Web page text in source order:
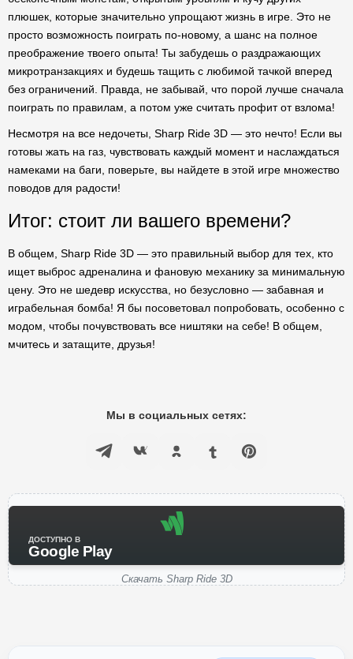
плюшек, которые значительно упрощают жизнь в игре. Это не
просто возможность поиграть по-новому, а шанс на полное
преображение твоего опыта! Ты забудешь о раздражающих
микротранзакциях и будешь тащить с любимой тачкой вперед
без ограничений. Правда, не забывай, что порой лучше сначала
поиграть по правилам, а потом уже считать профит от взлома!
Несмотря на все недочеты, Sharp Ride 3D — это нечто! Если вы
готовы жать на газ, чувствовать каждый момент и наслаждаться
намеками на баги, поверьте, вы найдете в этой игре множество
поводов для радости!
Итог: стоит ли вашего времени?
В общем, Sharp Ride 3D — это правильный выбор для тех, кто
ищет выброс адреналина и фановую механику за минимальную
цену. Это не шедевр искусства, но безусловно — забавная и
играбельная бомба! Я бы посоветовал попробовать, особенно с
модом, чтобы почувствовать все ништяки на себе! В общем,
мчитесь и затащите, друзья!
Мы в социальных сетях:
ДОСТУПНО В
Google Play
Скачать Sharp Ride 3D